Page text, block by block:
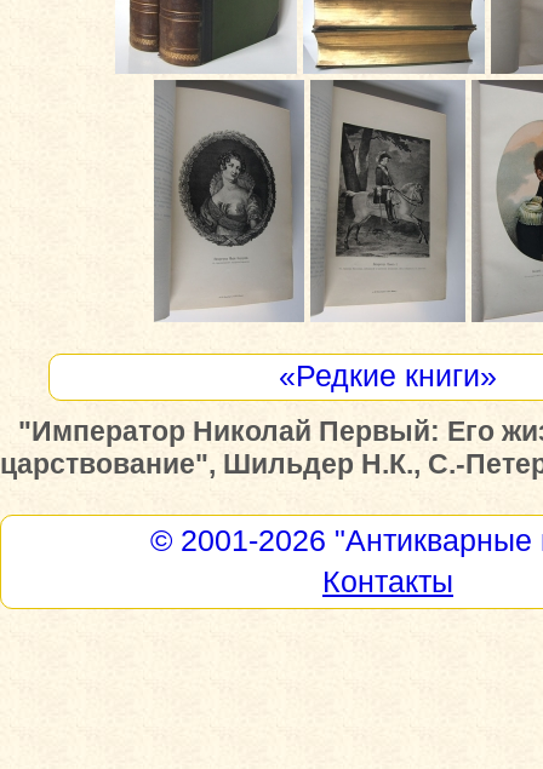
«Редкие книги»
"Император Николай Первый: Его
царствование", Шильдер Н.К., С.-
© 2001-2026 "Антикварные
Контакты